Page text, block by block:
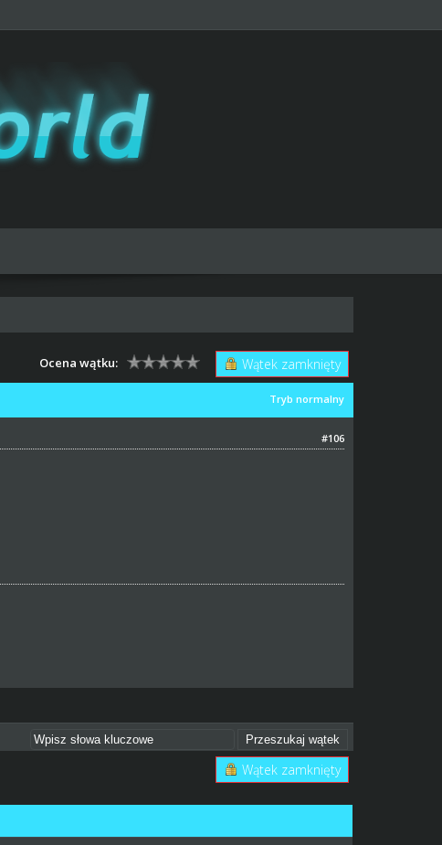
Wątek zamknięty
Ocena wątku:
Tryb normalny
#106
Wątek zamknięty